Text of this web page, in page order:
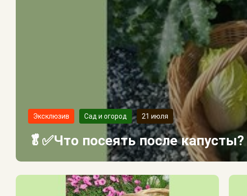
Эксклюзив Сад и огород 21 июля
🥬✅Что посеять после капусты?